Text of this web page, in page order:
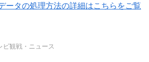
ータの処理方法の詳細はこちらをご覧
ビ観戦・ニュース